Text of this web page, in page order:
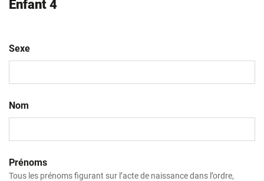
Enfant 4
Sexe
Nom
Prénoms
Tous les prénoms figurant sur l’acte de naissance dans l’ordre,